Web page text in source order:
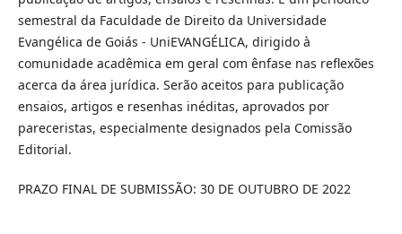
semestral da Faculdade de Direito da Universidade
Evangélica de Goiás - UniEVANGÉLICA, dirigido à
comunidade acadêmica em geral com ênfase nas reflexões
acerca da área jurídica. Serão aceitos para publicação
ensaios, artigos e resenhas inéditas, aprovados por
pareceristas, especialmente designados pela Comissão
Editorial.
PRAZO FINAL DE SUBMISSÃO: 30 DE OUTUBRO DE 2022